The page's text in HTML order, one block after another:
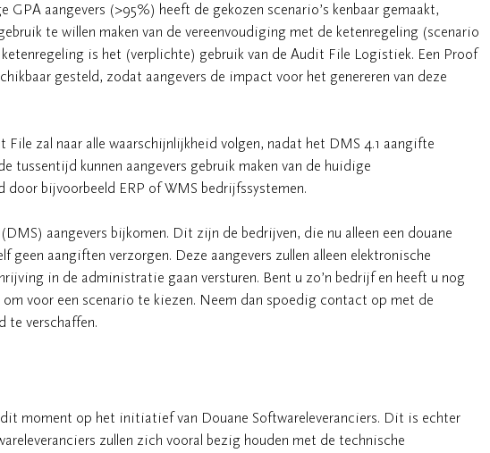
GPA aangevers (>95%) heeft de gekozen scenario’s kenbaar gemaakt,
te willen maken van de vereenvoudiging met de ketenregeling (scenario
is het (verplichte) gebruik van de Audit File Logistiek. Een Proof
gesteld, zodat aangevers de impact voor het genereren van deze
zal naar alle waarschijnlijkheid volgen, nadat het DMS 4.1 aangifte
tussentijd kunnen aangevers gebruik maken van de huidige
door bijvoorbeeld ERP of WMS bedrijfssystemen.
aangevers bijkomen. Dit zijn de bedrijven, die nu alleen een douane
geen aangiften verzorgen. Deze aangevers zullen alleen elektronische
in de administratie gaan versturen. Bent u zo’n bedrijf en heeft u nog
voor een scenario te kiezen. Neem dan spoedig contact op met de
te verschaffen.
dit moment op het initiatief van Douane Softwareleveranciers. Dit is echter
zullen zich vooral bezig houden met de technische